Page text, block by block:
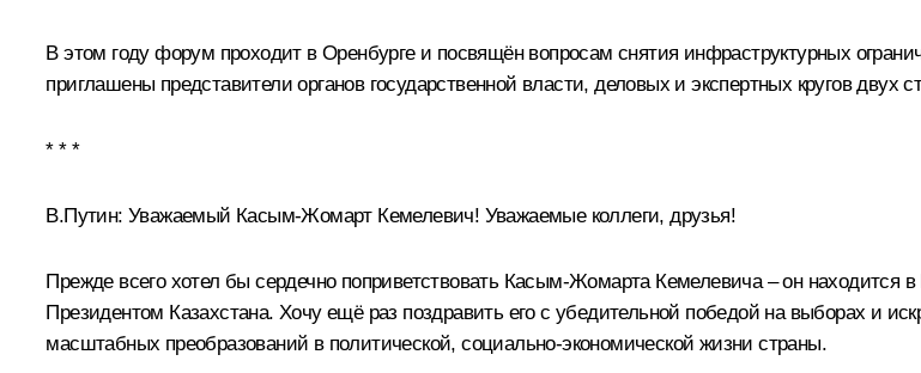
В этом году форум проходит в Оренбурге и посвящён вопросам снятия инфраструктурных
приглашены представители органов государственной власти, деловых и экспертных кругов двух
* * *
В.Путин: Уважаемый Касым-Жомарт Кемелевич! Уважаемые коллеги, друзья!
Прежде всего хотел бы сердечно поприветствовать Касым-Жомарта Кемелевича – он
Президентом Казахстана. Хочу ещё раз поздравить его с убедительной победой на выборах и
масштабных преобразований в политической, социально-экономической жизни страны.